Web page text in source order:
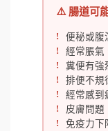
⚠️ 腸道可
便秘或腹
經常脹氣
糞便有強
排便不規
經常感到
皮膚問題
免疫力下